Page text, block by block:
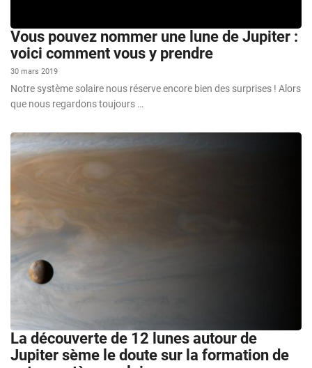
Vous pouvez nommer une lune de Jupiter :
voici comment vous y prendre
30 mars 2019
Notre système solaire nous réserve encore bien des surprises ! Alors
que nous regardons toujours …
La découverte de 12 lunes autour de
Jupiter sème le doute sur la formation de